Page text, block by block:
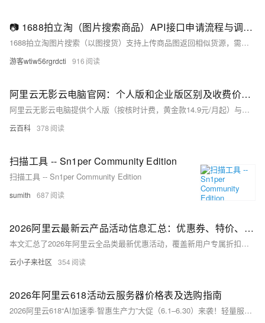
📷 1688拍立淘（图片搜索商品）API接口申请流程与调用Demo（附Python源码）
1688拍立淘图片搜索（以图搜货）支持上传商品图返回相似货源，需先申请白名单权限（自用型应用+人工审核），调用时须Base64编码图片并参与MD5签名。本文详解申请流程、参数规范、Python调用Demo及常见避坑指南，助力高效选品。（239字）
游客wtiw56rgrdcti 916
阿里云无影云电脑官网：个人版和企业版区别及收费价格、APP下载链接、免费3个月申请攻略
阿里云无影云电脑提供个人版（按核时计费，黄金款14.9元/月起）与企业版（包月套餐，4核8G仅199元/年），支持Windows/macOS/手机多端接入。APP下载及免费试用（1个月）详见官方页面。阿里云无影官网：https://t.aliyun.com/U/4fqTBa
云百科 378
扫描工具 -- Sn1per Community Edition
扫描工具 -- Sn1per Community Edition
sumith 687
2026阿里云最新云产品活动信息汇总：优惠券、特价、扶持政策一览
本文汇总了2026年阿里云全品类最新优惠活动，覆盖新用户专属折扣券、学生300元无门槛券、中小企业最高百万扶持金等福利，同时整理了云安全、云通信、无影云桌面、云原生、数据库、OCR识别等十余条细分产品线的特惠专场，从建站、AI开发到企业数字化转型的各类上云需求都能找到适配的高性价比方案，还补充了优惠券使用规则的常见问题解答，帮助不同类型的用户精准匹配优惠权益，最大化降低上云成本。
云小子来社区 354
2026年阿里云618活动云服务器价格表及选购指南
2026阿里云618“AI加速季·智惠生产力”大促（6.1–6.30）来袭！轻量服务器低至38元/年，e实例99元/年、u1实例199元/年；u2i/c9i/g9i/r9i等高配机型享3–6.4折。新人领券最高减800元，每日限时秒杀，AI开发者优选组合购——上云省钱正当时！